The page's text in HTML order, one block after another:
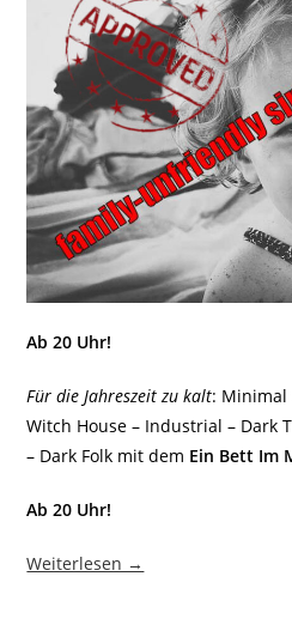
Ab 20 Uhr!
Für die Jahreszeit zu kalt: Minimal
Witch House – Industrial – Dark
– Dark Folk mit dem Ein Bett Im
Ab 20 Uhr!
Weiterlesen →